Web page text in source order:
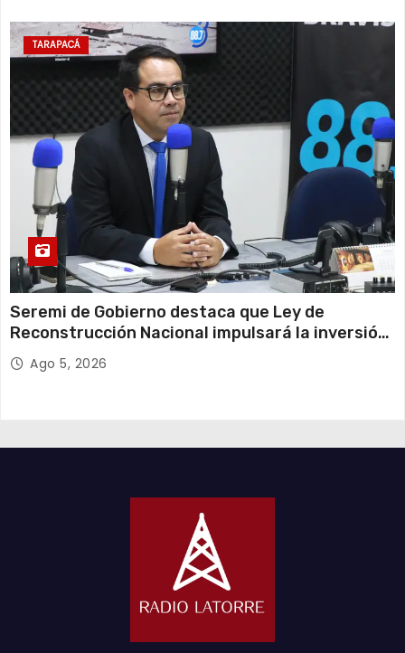
TARAPACÁ
Seremi de Gobierno destaca que Ley de
Reconstrucción Nacional impulsará la inversión
y el empleo en Tarapacá
Ago 5, 2026